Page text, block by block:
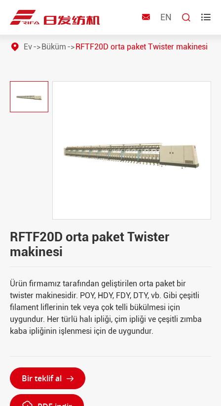
 EN  
Ev Büküm RFTF20D orta paket Twister makinesi
RFTF20D orta paket Twister
makinesi
Ürün firmamız tarafından geliştirilen orta paket bir
twister makinesidir. POY, HDY, FDY, DTY, vb. Gibi çeşitli
filament liflerinin tek veya çok telli bükülmesi için
uygundur. Her türlü halı ipliği, çim ipliği ve çeşitli zımba
kaba ipliğinin işlenmesi için de uygundur.
Bir teklif al 